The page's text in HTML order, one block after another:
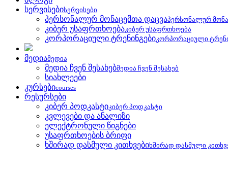
სერვისებისერვისები
პერსონალურ მონაცემთა დაცვაპერსონალურ
კიბერ უსაფრთხოებაკიბერ უსაფრთხოება
კორპორაციული ტრენინგებიკორპორაციული
მედიამედია
მედია ჩვენ შესახებმედია ჩვენ შესახებ
სიახლეები
კურსებიcourses
რესურსები
კიბერ პოდკასტიკიბერ პოდკასტი
კვლევები და ანალიზი
ელექტრონული წიგნები
უსაფრთხოების ბრიფი
ხშირად დასმული კითხვებიხშირად დასმული